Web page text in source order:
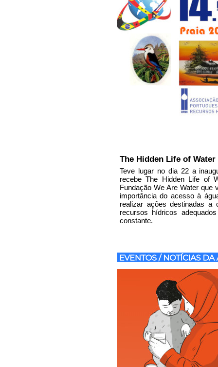
The Hidden Life of Water
Teve lugar no dia 22 a
recebe The Hidden Life of
Fundação We Are Water que
importância do acesso à
realizar ações destinadas
recursos hídricos
constante.